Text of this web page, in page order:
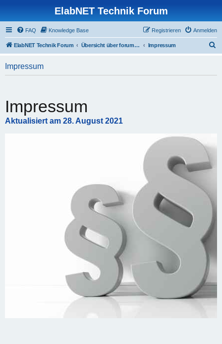
ElabNET Technik Forum
FAQ Knowledge Base Anmelden
Registrieren
ElabNET Technik Forum Übersicht über forum.timberwolf.io Impressum
Impressum
Impressum
Aktualisiert am 28. August 2021